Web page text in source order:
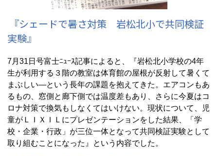
『シェードで暑さ対策 岩松北小で共同検証
実験』
7月31日号富士ﾆｭｰｽ記事によると、『岩松北小学校の4年
生が利用する３階の教室は体育館の屋根が反射して暑くて
まぶしい―という長年の課題を抱えてきた。エアコンもあ
るもの、窓側と廊下側では温度差もあり、さらに今夏はコ
ロナ対策で換気もしなくてはいけない。現状について、児
童がＬＩＸＩＬにプレゼンテーションをした結果、「学
校・企業・行政」が三位一体となって共同検証実験として
取り組むことになった』という内容でした。